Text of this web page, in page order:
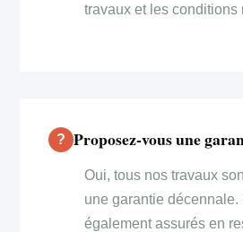
travaux et les conditions
Proposez-vous une
Oui, tous nos travaux
une garantie décennale.
également assurés en